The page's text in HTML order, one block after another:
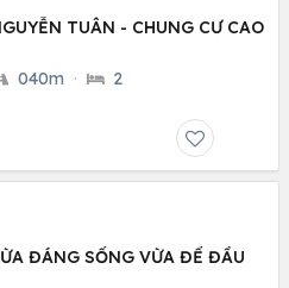
TUÂN - CHUNG CƯ CAO
040m · 2
ĐÁNG SỐNG VỪA ĐỂ ĐẦU